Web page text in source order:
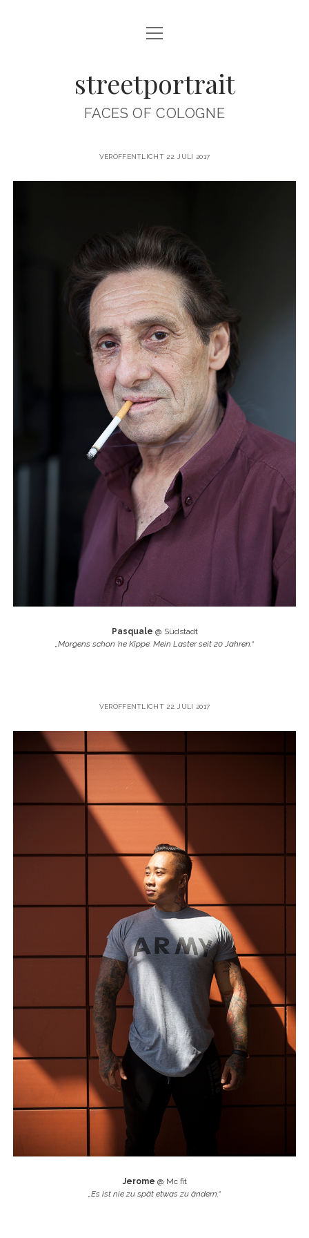
ABOUT
CONTACT
IMPRINT
Menü
öffnen
streetportrait
FACES OF COLOGNE
streetportrait
Beiträge
VERÖFFENTLICHT 22. JULI 2017
Pasquale @ Südstadt
„Morgens schon ’ne Kippe. Mein Laster seit 20 Jahren.“
VERÖFFENTLICHT 22. JULI 2017
Jerome @ Mc fit
„Es ist nie zu spät etwas zu ändern.“